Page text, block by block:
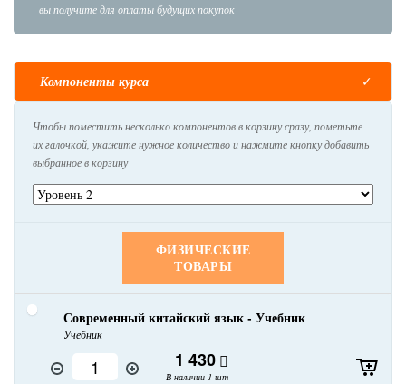
вы получите для оплаты будущих покупок
Компоненты курса
Чтобы поместить несколько компонентов в корзину сразу, пометьте
их галочкой, укажите нужное количество и нажмите кнопку добавить
выбранное в корзину
ФИЗИЧЕСКИЕ
ТОВАРЫ
Современный китайский язык - Учебник
Учебник
1 430
В наличии 1 шт